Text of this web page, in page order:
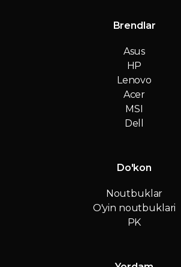
Brendlar
Asus
HP
Lenovo
Acer
MSI
Dell
Do'kon
Noutbuklar
O'yin noutbuklari
PK